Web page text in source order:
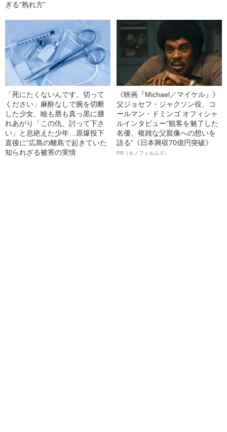
ぎる“熟れ方”
「死にたくないんです。切って
ください」麻酔なしで腕を切断
した少女、瞼も唇も真っ黒に腫
れあがり「この仇、討って下さ
い」と息絶えた少年…原爆投下
直後に“広島の離島で起きていた
知られざる被害の実情
《映画『Michael／マイケル』》
父ジョセフ・ジャクソン役、コ
ールマン・ドミンゴ オフィシャ
ルインタビュー“観客を魅了した
名優、複雑な父親像への想いを
語る”《日本興収70億円突破》
PR（キノフィルムズ）